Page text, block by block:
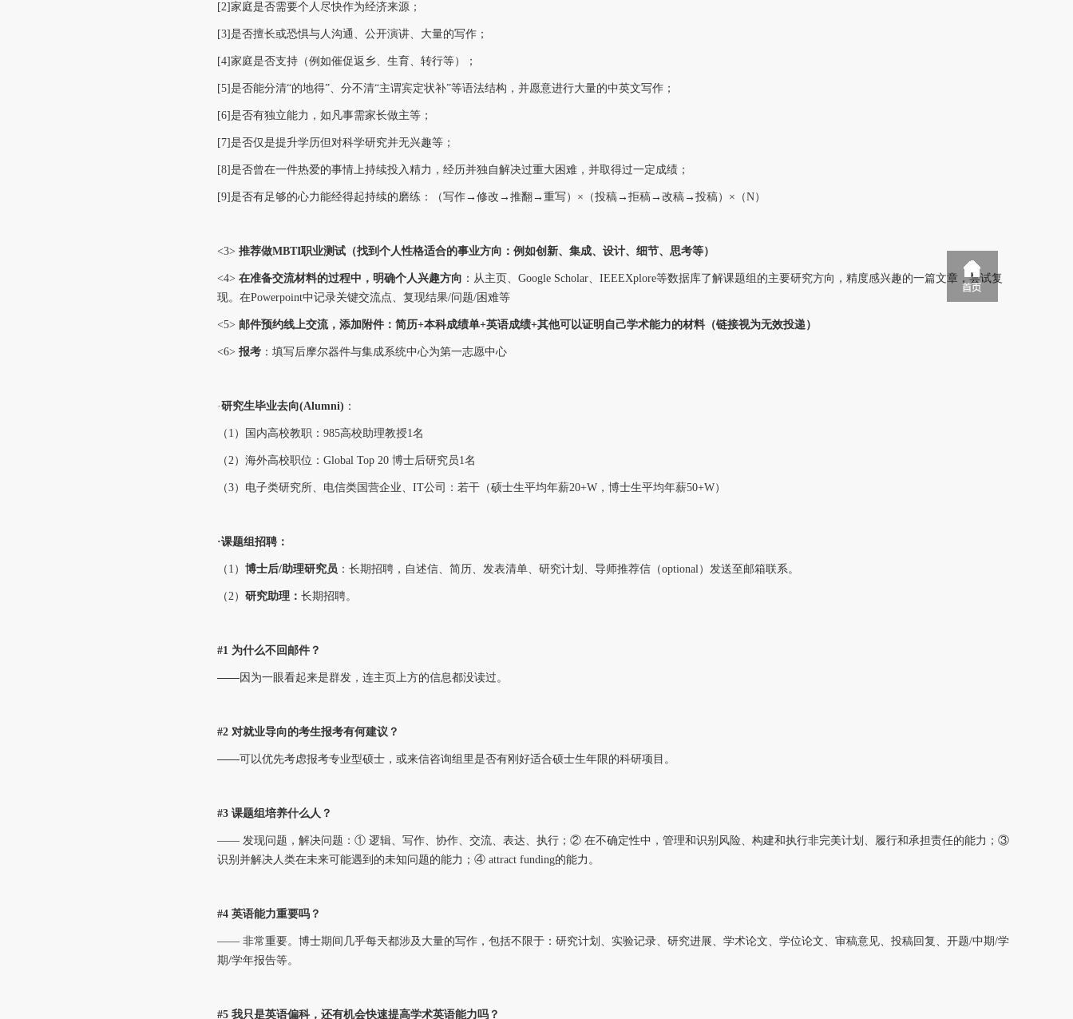
[2]家庭是否需要个人尽快作为经济来源；
[3]是否擅长或恐惧与人沟通、公开演讲、大量的写作；
[4]家庭是否支持（例如催促返乡、生育、转行等）；
[5]是否能分清“的地得”、分不清“主谓宾定状补”等语法结构，并愿意进行大量的中英文写作；
[6]是否有独立能力，如凡事需家长做主等；
[7]是否仅是提升学历但对科学研究并无兴趣等；
[8]是否曾在一件热爱的事情上持续投入精力，经历并独自解决过重大困难，并取得过一定成绩；
[9]是否有足够的心力能经得起持续的磨练：（写作→修改 → 推翻 → 重写）×（投稿→ 拒稿→ 改稿→ 投稿）×（N）
<3> 推荐做MBTI职业测试（找到个人性格适合的事业方向：例如创新、集成、设计、细节、思考等）
<4> 在准备交流材料的过程中，明确个人兴趣方向 ：从主页、Google Scholar、IEEEXplore等数据库了解课题组的主要研究方向，精度感兴趣的一篇文章，尝试复
现。在Powerpoint中记录关键交流点、复现结果/问题/困难等
<5> 邮件预约线上交流，添加附件：简历+本科成绩单+英语成绩+其他可以证明自己学术能力的材料（链接视为无效投递）
<6> 报考 ： 填写后摩尔器件与集成系统中心为第一志愿中心
·研究生毕业去向(Alumni) ：
（1）国内高校教职：985高校助理教授1名
（2）海外高校职位：Global Top 20 博士后研究员1名
（3）电子类研究所、电信类国营企业、IT公司：若干（硕士生平均年薪20+W，博士生平均年薪50+W）
·课题组招聘：
（1） 博士后/助理研究员 ：长期招聘，自述信、简历、发表清单、研究计划、导师推荐信（optional）发送至邮箱联系。
（2） 研究助理： 长期招聘。
#1 为什么不回邮件？
——因为一眼看起来是群发，连主页上方的信息都没读过。
#2 对就业导向的考生报考有何建议？
——可以优先考虑报考专业型硕士，或来信咨询组里是否有刚好适合硕士生年限的科研项目。
#3 课题组培养什么人？
—— 发现问题，解决问题：① 逻辑、写作、协作、交流、表达、执行；② 在不确定性中，管理和识别风险、构建和执行非完美计划、履行和承担责任的能力；③
识别并解决人类在未来可能遇到的未知问题的能力；④ attract funding的能力。
#4 英语能力重要吗？
—— 非常重要。博士期间几乎每天都涉及大量的写作，包括不限于：研究计划、实验记录、研究进展、学术论文、学位论文、审稿意见、投稿回复、开题/中期/学
期/学年报告等。
#5 我只是英语偏科，还有机会快速提高学术英语能力吗？